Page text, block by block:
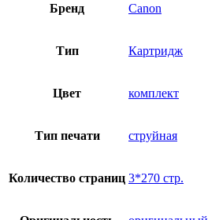
Бренд Canon
Тип Картридж
Цвет комплект
Тип печати струйная
Количество страниц 3*270 стр.